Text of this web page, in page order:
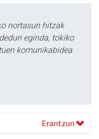
nortasun hitzak
eginda, tokiko
komunikabidea
Erantzun